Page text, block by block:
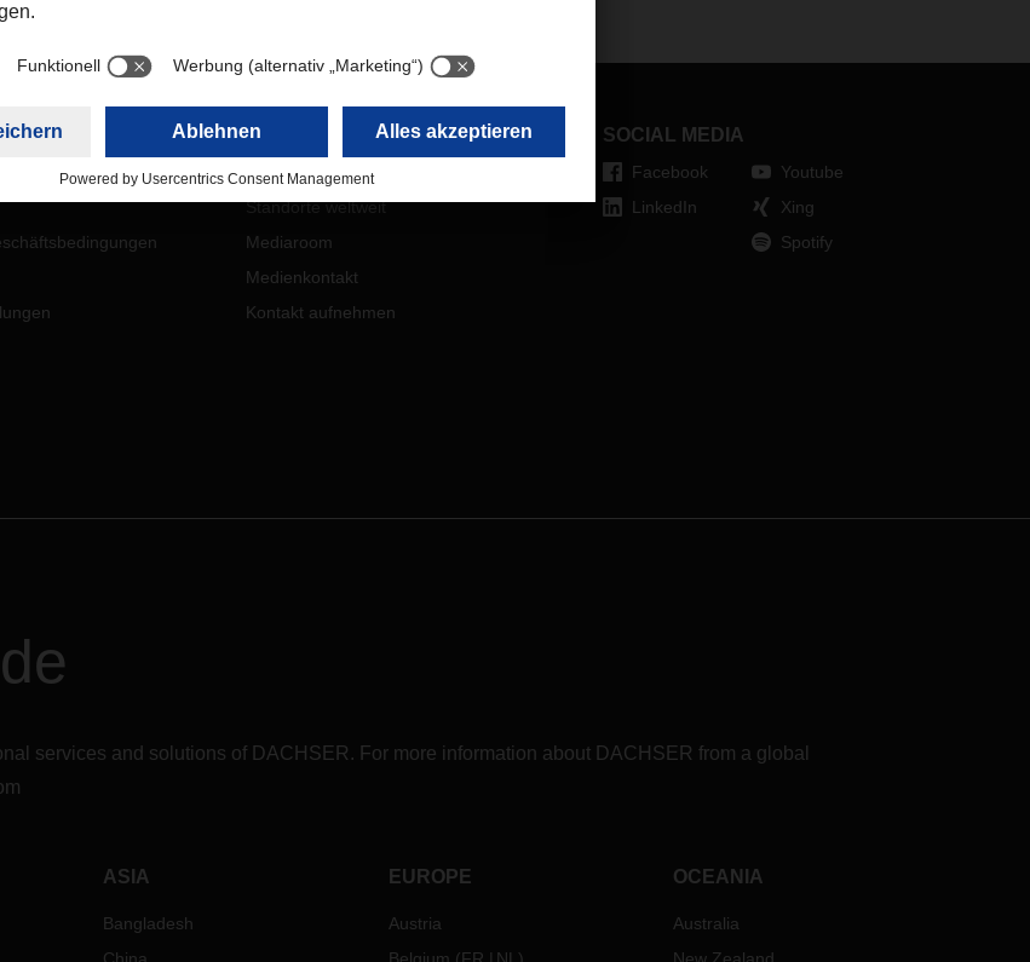
ÜBER UNS
Events & Messen
Standorte weltweit
Mediaroom
Medienkontakt
Kontakt aufnehmen
SOCIAL MEDIA
Facebook
LinkedIn
Youtube
Xing
Spotify
services and solutions of DACHSER. For more information about DACHSER from a global
ASIA
Bangladesh
EUROPE
Austria
OCEANIA
Australia